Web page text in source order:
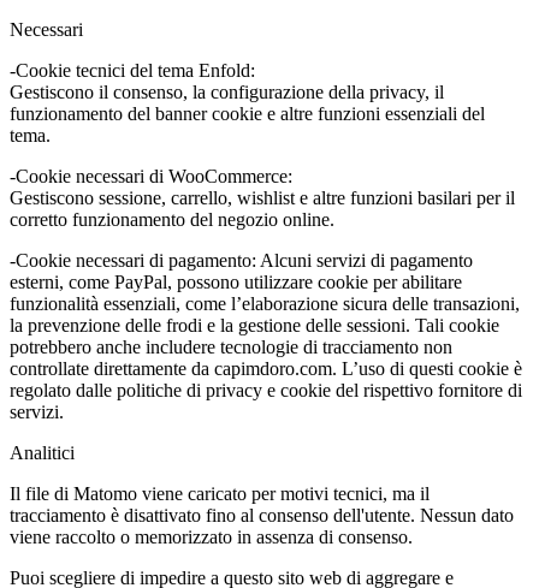
Necessari
-Cookie tecnici del tema Enfold:
Gestiscono il consenso, la configurazione della privacy, il
funzionamento del banner cookie e altre funzioni essenziali del
tema.
-Cookie necessari di WooCommerce:
Gestiscono sessione, carrello, wishlist e altre funzioni basilari per il
corretto funzionamento del negozio online.
-Cookie necessari di pagamento: Alcuni servizi di pagamento
esterni, come PayPal, possono utilizzare cookie per abilitare
funzionalità essenziali, come l’elaborazione sicura delle transazioni,
la prevenzione delle frodi e la gestione delle sessioni. Tali cookie
potrebbero anche includere tecnologie di tracciamento non
controllate direttamente da capimdoro.com. L’uso di questi cookie è
regolato dalle politiche di privacy e cookie del rispettivo fornitore di
servizi.
Analitici
Il file di Matomo viene caricato per motivi tecnici, ma il
tracciamento è disattivato fino al consenso dell'utente. Nessun dato
viene raccolto o memorizzato in assenza di consenso.
Puoi scegliere di impedire a questo sito web di aggregare e